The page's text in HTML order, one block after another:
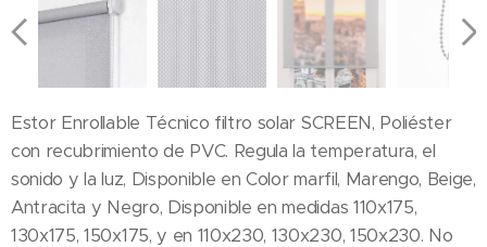
Estor Enrollable Técnico filtro solar SCREEN, Poliéster
con recubrimiento de PVC. Regula la temperatura, el
sonido y la luz, Disponible en Color marfil, Marengo, Beige,
Antracita y Negro, Disponible en medidas 110x175,
130x175, 150x175, y en 110x230, 130x230, 150x230. No